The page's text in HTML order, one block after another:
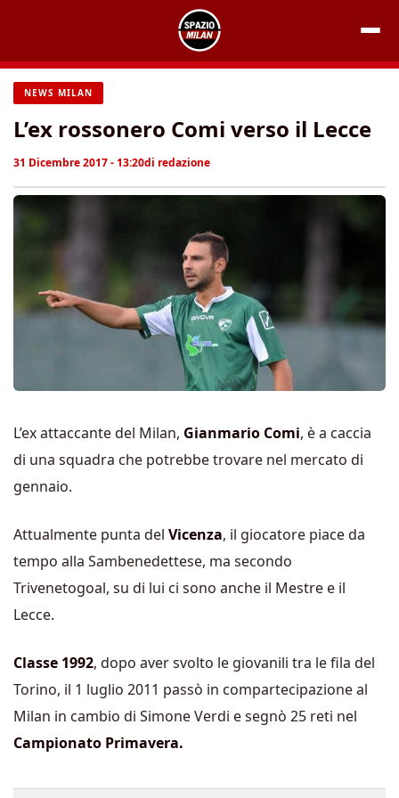
contenuto
NEWS MILAN
L’ex rossonero Comi verso il Lecce
31 Dicembre 2017 - 13:20di redazione
L’ex attaccante del Milan, Gianmario Comi, è a caccia
di una squadra che potrebbe trovare nel mercato di
gennaio.
Attualmente punta del Vicenza, il giocatore piace da
tempo alla Sambenedettese, ma secondo
Trivenetogoal, su di lui ci sono anche il Mestre e il
Lecce.
Classe 1992, dopo aver svolto le giovanili tra le fila del
Torino, il 1 luglio 2011 passò in compartecipazione al
Milan in cambio di Simone Verdi e segnò 25 reti nel
Campionato Primavera.